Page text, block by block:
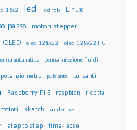
16x2 led led rgb Linux
passo motori stepper
OLED oled 128x32 oled 128x32 IIC
automatica penna iniezione fluidi
potenziometro pulsante pulsanti
Raspberry Pi 3 raspbian ricetta
sketch solder past
step to step time-lapse